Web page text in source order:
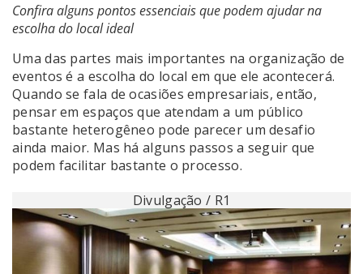
Confira alguns pontos essenciais que podem ajudar na
escolha do local ideal
Uma das partes mais importantes na organização de
eventos é a escolha do local em que ele acontecerá.
Quando se fala de ocasiões empresariais, então,
pensar em espaços que atendam a um público
bastante heterogêneo pode parecer um desafio
ainda maior. Mas há alguns passos a seguir que
podem facilitar bastante o processo.
Divulgação / R1